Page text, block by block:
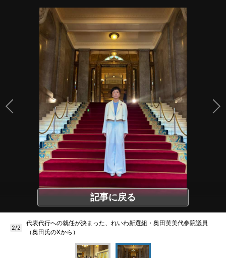
記事に戻る
2/2
代表代行への就任が決まった、れいわ新選組・奥田芙美代参院議員
（奥田氏のXから）